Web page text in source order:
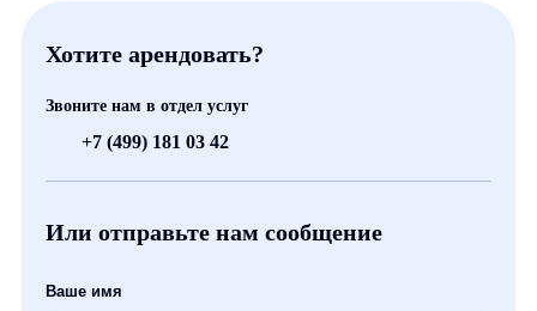
Хотите арендовать?
Звоните нам в отдел услуг
+7 (499) 181 03 42
Или отправьте нам сообщение
Ваше имя